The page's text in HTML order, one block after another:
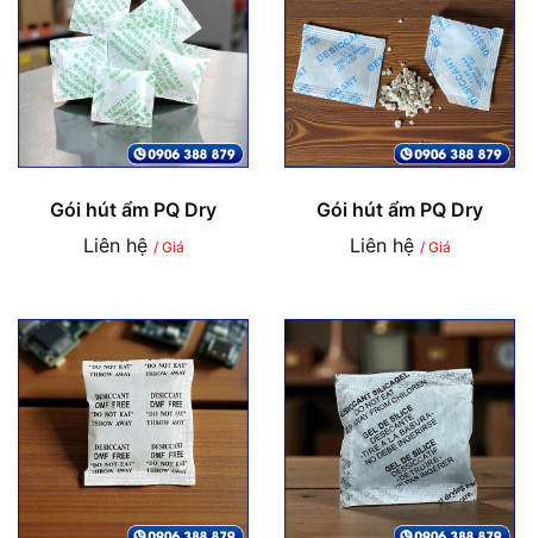
Gói hút ẩm PQ Dry
Liên hệ / Giá
Gói hút ẩm PQ Dry
Liên hệ / Giá